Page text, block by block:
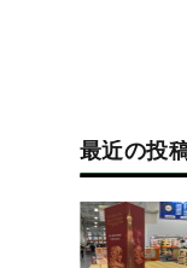
最近の投